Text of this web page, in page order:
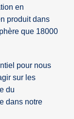
en
produit dans
que 18000
pour nous
sur les
du
dans notre